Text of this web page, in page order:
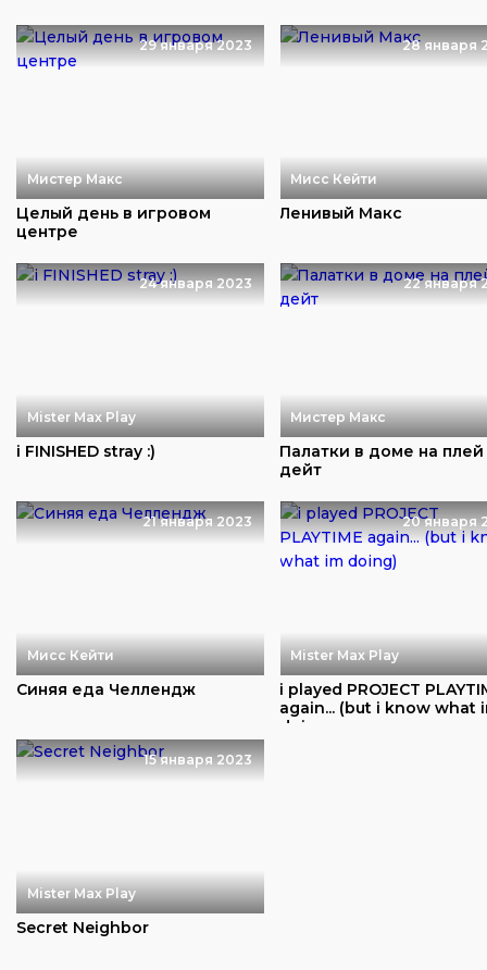
29 января 2023
Мистер Макс
Целый день в игровом
центре
28 января
Мисс Кейти
Ленивый Макс
24 января 2023
Mister Max Play
i FINISHED stray :)
22 января
Мистер Макс
Палатки в доме на плей
дейт
21 января 2023
Мисс Кейти
Синяя еда Челлендж
20 января
Mister Max Play
i played PROJECT
again... (but i know what
doing...
15 января 2023
Mister Max Play
Secret Neighbor